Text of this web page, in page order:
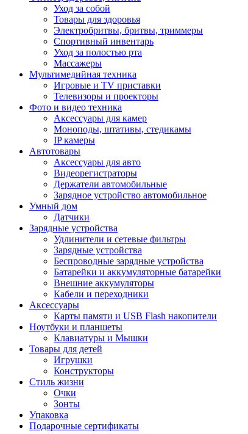
Уход за собой
Товары для здоровья
Электробритвы, бритвы, триммеры
Спортивный инвентарь
Уход за полостью рта
Массажеры
Мультимедийная техника
Игровые и TV приставки
Телевизоры и проекторы
Фото и видео техника
Аксессуары для камер
Моноподы, штативы, стедикамы
IP камеры
Автотовары
Аксессуары для авто
Видеорегистраторы
Держатели автомобильные
Зарядное устройство автомобильное
Умный дом
Датчики
Зарядные устройства
Удлинители и сетевые фильтры
Зарядные устройства
Беспроводные зарядные устройства
Батарейки и аккумуляторные батарейки
Внешние аккумуляторы
Кабели и переходники
Аксессуары
Карты памяти и USB Flash накопители
Ноутбуки и планшеты
Клавиатуры и Мышки
Товары для детей
Игрушки
Конструкторы
Стиль жизни
Очки
Зонты
Упаковка
Подарочные сертификаты